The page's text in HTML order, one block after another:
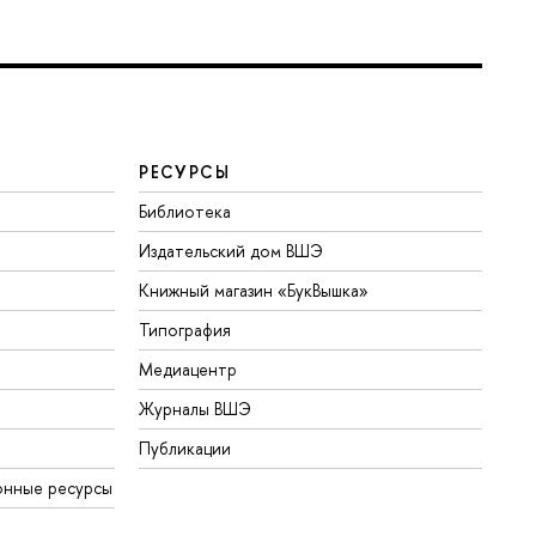
ресурсы
РЕСУРСЫ
Библиотека
Издательский дом ВШЭ
Книжный магазин «БукВышка»
Типография
Медиацентр
Журналы ВШЭ
Публикации